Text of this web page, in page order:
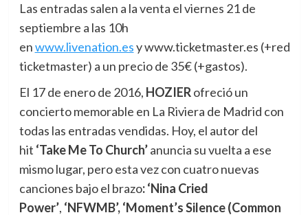
Las entradas salen a la venta el viernes 21 de
septiembre a las 10h
enwww.livenation.esy www.ticketmaster.es (+red
ticketmaster) a un precio de 35€ (+gastos).
El 17 de enero de 2016, HOZIERofreció un
concierto memorable en La Riviera de Madrid con
todas las entradas vendidas. Hoy, el autor del
hit ‘Take Me To Church’anuncia su vuelta a ese
mismo lugar, pero esta vez con cuatro nuevas
canciones bajo el brazo: ‘Nina Cried
Power’, ‘NFWMB’, ‘Moment’s Silence (Common